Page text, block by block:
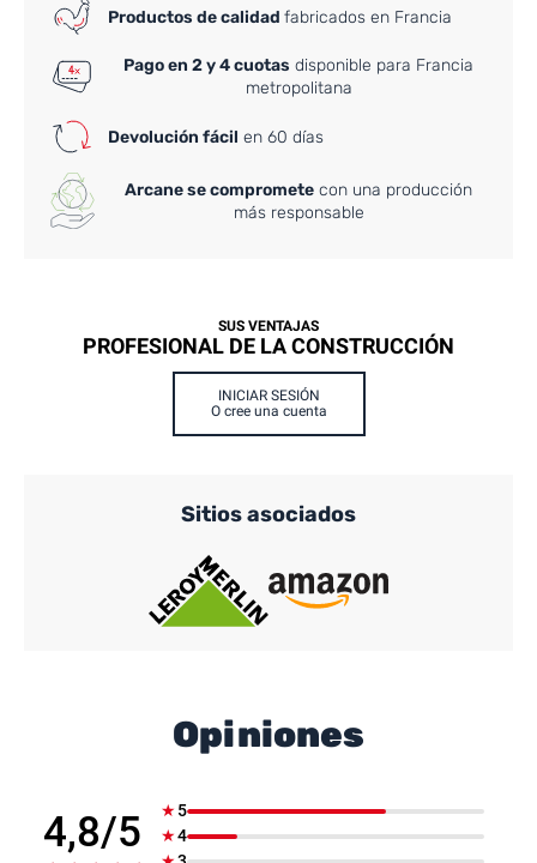
Productos de calidad fabricados en Francia
Pago en 2 y 4 cuotas disponible para Francia
metropolitana
Devolución fácil en 60 días
Arcane se compromete con una producción
más responsable
SUS VENTAJAS
PROFESIONAL DE LA CONSTRUCCIÓN
INICIAR SESIÓN
O cree una cuenta
Sitios asociados
Opiniones
4,8/5 ★5
★4